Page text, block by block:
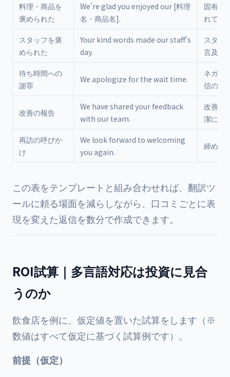
料理・商品を
褒められた
We're glad you enjoyed our [料理
名・商品名].
固有名
れて返
スタッフを褒
められた
Your kind words made our staff's
day.
スタッ
言及に
待ち時間への
謝罪
We apologize for the wait time.
ネガテ
信の冒
改善の報告
We have shared your feedback
with our team.
改善着
潔に伝
再訪の呼びか
け
We look forward to welcoming
you again.
締めの
この表をテンプレートと組み合わせれば、翻訳ツ
ールに頼る場面を減らしながら、口コミごとに表
現を変えた返信を数分で作成できます。
ROI試算｜多言語対応は投資に見合
うのか
飲食店を例に、仮定値を置いた試算をします（※
数値はすべて仮定に基づく試算例です）。
前提（仮定）